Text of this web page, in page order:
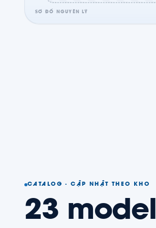
SƠ ĐỒ NGUYÊN LÝ
CATALOG · CẬP NHẬT THEO KHO
23 model